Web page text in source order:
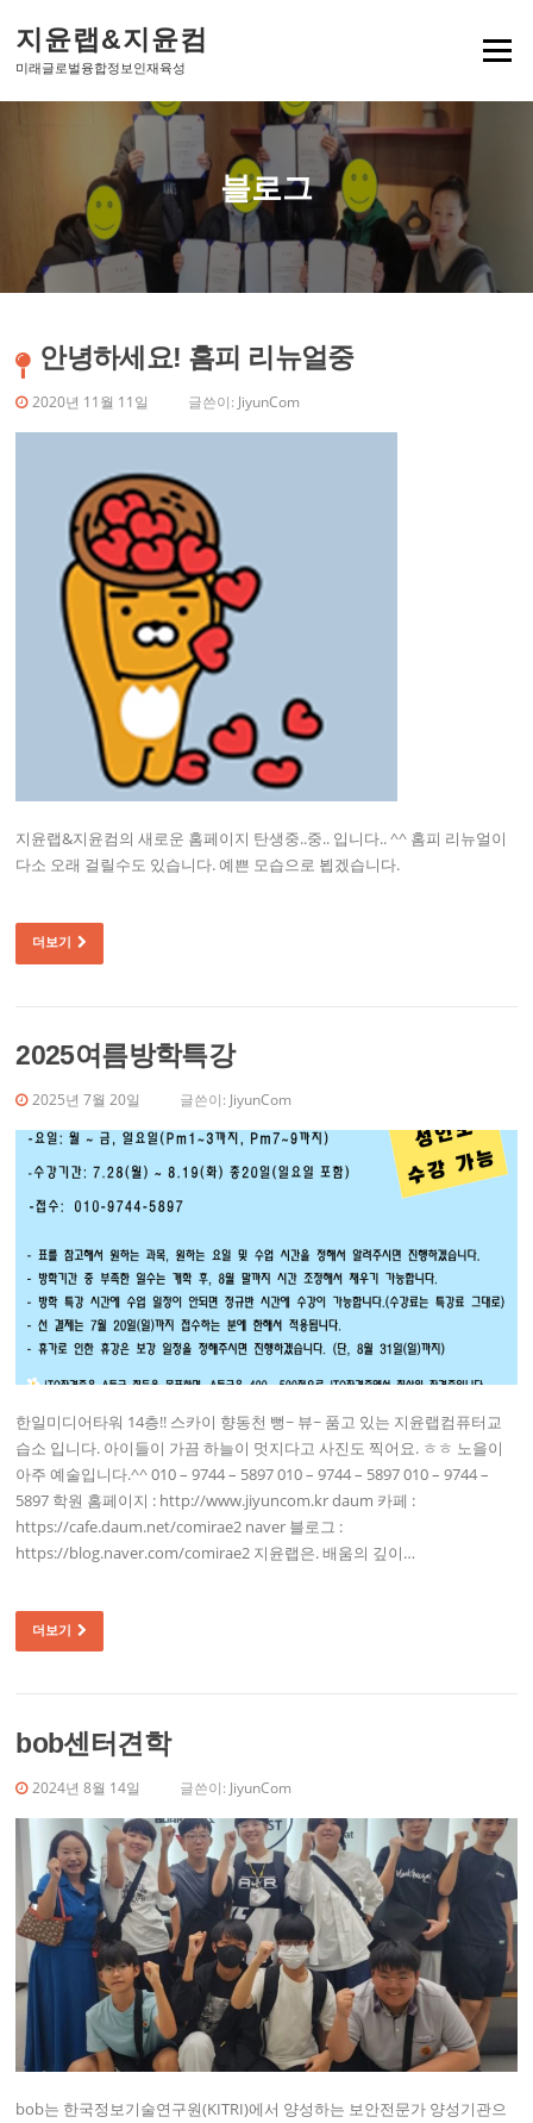
지윤랩&지윤컴
미래글로벌융합정보인재육성
메뉴
블로그
안녕하세요! 홈피 리뉴얼중
2020년 11월 11일 글쓴이: JiyunCom
지윤랩&지윤컴의 새로운 홈페이지 탄생중..중.. 입니다.. ^^ 홈피 리뉴얼이
다소 오래 걸릴수도 있습니다. 예쁜 모습으로 뵙겠습니다.
더보기
2025여름방학특강
2025년 7월 20일 글쓴이: JiyunCom
한일미디어타워 14층!! 스카이 향동천 뻥~ 뷰~ 품고 있는 지윤랩컴퓨터교
습소 입니다. 아이들이 가끔 하늘이 멋지다고 사진도 찍어요. ㅎㅎ 노을이
아주 예술입니다.^^ 010 – 9744 – 5897 010 – 9744 – 5897 010 – 9744 –
5897 학원 홈페이지 : http://www.jiyuncom.kr daum 카페 :
https://cafe.daum.net/comirae2 naver 블로그 :
https://blog.naver.com/comirae2 지윤랩은. 배움의 깊이…
더보기
bob센터견학
2024년 8월 14일 글쓴이: JiyunCom
bob는 한국정보기술연구원(KITRI)에서 양성하는 보안전문가 양성기관으